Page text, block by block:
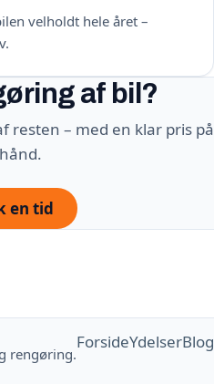
velholdt hele året –
af bil?
resten – med en klar pris på
en tid
rengøring.
ForsideYdelserBlog